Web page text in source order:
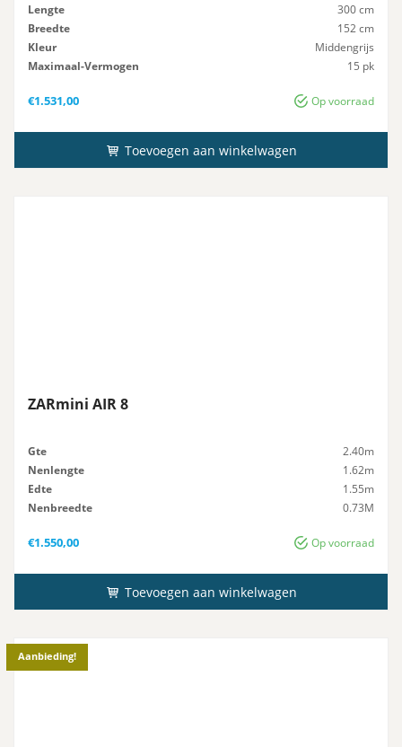
Lengte
300 cm
Breedte
152 cm
Kleur
Middengrijs
Maximaal-Vermogen
15 pk
Op voorraad
€1.531,00
Toevoegen aan winkelwagen
ZARmini AIR 8
Gte
2.40m
Nenlengte
1.62m
Edte
1.55m
Nenbreedte
0.73M
Op voorraad
€1.550,00
Toevoegen aan winkelwagen
Aanbieding!